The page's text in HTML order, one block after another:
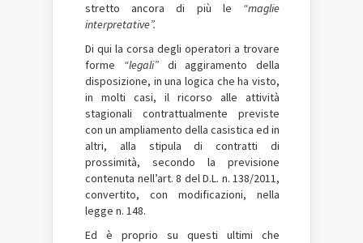
stretto ancora di più le “maglie
interpretative”.
Di qui la corsa degli operatori a trovare
forme “legali”di aggiramento della
disposizione, in una logica che ha visto,
in molti casi, il ricorso alle attività
stagionali contrattualmente previste
con un ampliamento della casistica ed in
altri, alla stipula di contratti di
prossimità, secondo la previsione
contenuta nell’art. 8 del D.L. n. 138/2011,
convertito, con modificazioni, nella
legge n. 148.
Ed è proprio su questi ultimi che